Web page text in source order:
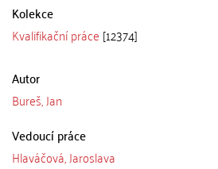
Kolekce
Kvalifikační práce [12374]
Autor
Bureš, Jan
Vedoucí práce
Hlaváčová, Jaroslava